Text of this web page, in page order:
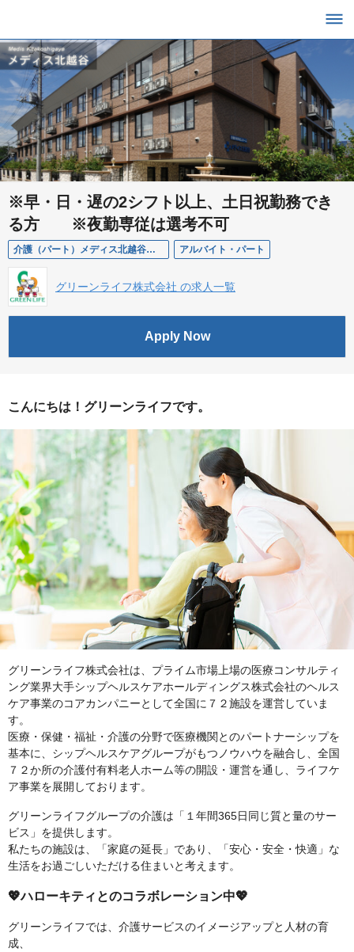
※早・日・遅の2シフト以上、土日祝勤務でき
る方 ※夜勤専従は選考不可
介護（パート）メディス北越谷（有料老人ホーム） アルバイト・パート
グリーンライフ株式会社 の求人一覧
Apply Now
こんにちは！グリーンライフです。
グリーンライフ株式会社は、プライム市場上場の医療コンサルティ
ング業界大手シップヘルスケアホールディングス株式会社のヘルス
ケア事業のコアカンパニーとして全国に７２施設を運営していま
す。
医療・保健・福祉・介護の分野で医療機関とのパートナーシップを
基本に、シップヘルスケアグループがもつノウハウを融合し、全国
７２か所の介護付有料老人ホーム等の開設・運営を通し、ライフケ
ア事業を展開しております。
グリーンライフグループの介護は「１年間365日同じ質と量のサー
ビス」を提供します。
私たちの施設は、「家庭の延長」であり、「安心・安全・快適」な
生活をお過ごしいただける住まいと考えます。
💖ハローキティとのコラボレーション中💖
グリーンライフでは、介護サービスのイメージアップと人材の育
成、